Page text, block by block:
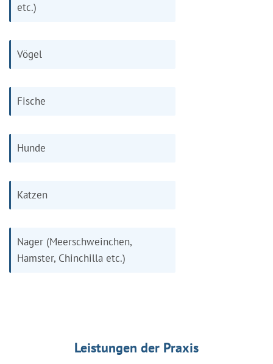
etc.)
Vögel
Fische
Hunde
Katzen
Nager (Meerschweinchen,
Hamster, Chinchilla etc.)
Leistungen der Praxis